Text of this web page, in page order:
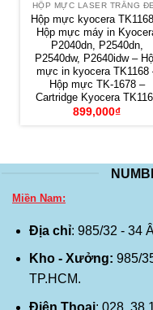
HỘP MỰC LASER TRẮNG
Hộp mực kyocera
Hộp mực máy in
P2040dn, P2540dn,
P2540dw, P2640idw –
mực in kyocera TK1168
Hộp mực TK-1678 –
Cartridge Kyocera
899,000₫
Miền Nam:
Địa chỉ: 985/32 - 34
Kho - Xưởng: 985/
TP.HCM.
Điện Thoại: 028. 38